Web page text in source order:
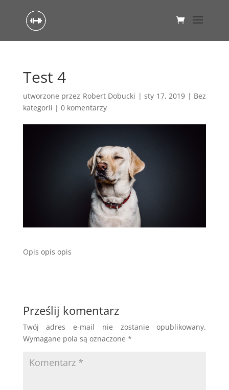
Test 4
utworzone przez Robert Dobucki |sty 17, 2019 | Bez
kategorii | 0 komentarzy
Opis opis opis
Prześlij komentarz
Twój adres e-mail nie zostanie opublikowany.
Wymagane pola są oznaczone *